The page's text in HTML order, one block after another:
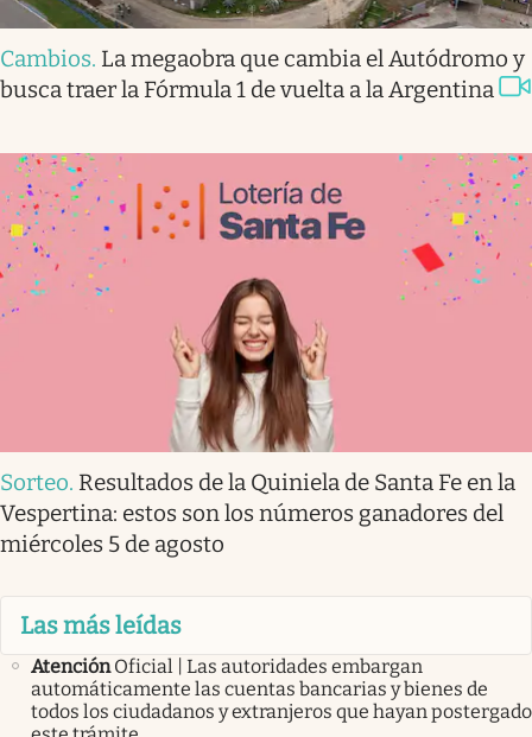
Cambios. La megaobra que cambia el Autódromo y
busca traer la Fórmula 1 de vuelta a la Argentina
Sorteo. Resultados de la Quiniela de Santa Fe en la
Vespertina: estos son los números ganadores del
miércoles 5 de agosto
Las más leídas
Atención Oficial | Las autoridades embargan
automáticamente las cuentas bancarias y bienes de
todos los ciudadanos y extranjeros que hayan postergado